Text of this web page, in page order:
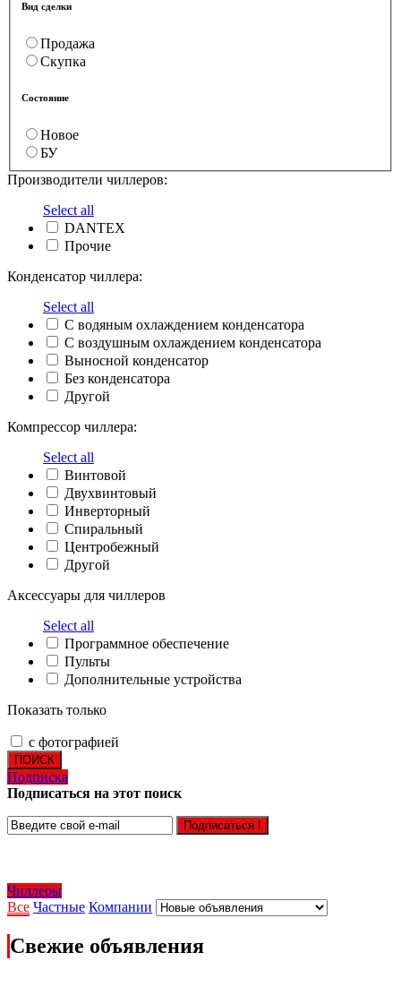
Вид сделки
Продажа
Скупка
Состояние
Новое
БУ
Производители чиллеров:
Select all
DANTEX
Прочие
Конденсатор чиллера:
Select all
С водяным охлаждением конденсатора
С воздушным охлаждением конденсатора
Выносной конденсатор
Без конденсатора
Другой
Компрессор чиллера:
Select all
Винтовой
Двухвинтовый
Инверторный
Спиральный
Центробежный
Другой
Аксессуары для чиллеров
Select all
Программное обеспечение
Пульты
Дополнительные устройства
Показать только
с фотографией
ПОИСК
Подписка
Подписаться на этот поиск
Подписаться !
Чиллеры
Все Частные Компании
Свежие объявления